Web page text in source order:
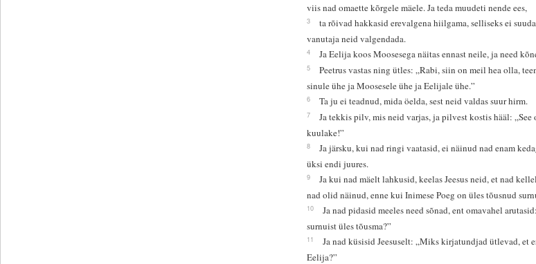
viis nad omaette kõrgele mäele. Ja teda muudeti nende ees,
3
ta rõivad hakkasid erevalgena hiilgama, selliseks ei
vanutaja neid valgendada.
4 Ja Eelija koos Moosesega näitas ennast neile, ja need
5
Peetrus vastas ning ütles: „Rabi, siin on meil hea olla,
sinule ühe ja Moosesele ühe ja Eelijale ühe.”
6 Ta ju ei teadnud, mida öelda, sest neid valdas suur hirm.
7
Ja tekkis pilv, mis neid varjas, ja pilvest kostis hääl: „See
kuulake!”
8
Ja järsku, kui nad ringi vaatasid, ei näinud nad enam
üksi endi juures.
9
Ja kui nad mäelt lahkusid, keelas Jeesus neid, et nad
nad olid näinud, enne kui Inimese Poeg on üles tõusnud
10
Ja nad pidasid meeles need sõnad, ent omavahel
surnuist üles tõusma?”
11
Ja nad küsisid Jeesuselt: „Miks kirjatundjad ütlevad, et
Eelija?”